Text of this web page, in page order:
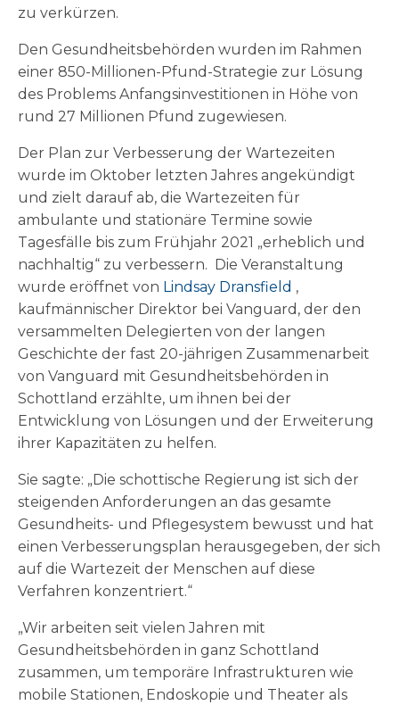
zu verkürzen.
Den Gesundheitsbehörden wurden im Rahmen
einer 850-Millionen-Pfund-Strategie zur Lösung
des Problems Anfangsinvestitionen in Höhe von
rund 27 Millionen Pfund zugewiesen.
Der Plan zur Verbesserung der Wartezeiten
wurde im Oktober letzten Jahres angekündigt
und zielt darauf ab, die Wartezeiten für
ambulante und stationäre Termine sowie
Tagesfälle bis zum Frühjahr 2021 „erheblich und
nachhaltig“ zu verbessern. Die Veranstaltung
wurde eröffnet von Lindsay Dransfield ,
kaufmännischer Direktor bei Vanguard, der den
versammelten Delegierten von der langen
Geschichte der fast 20-jährigen Zusammenarbeit
von Vanguard mit Gesundheitsbehörden in
Schottland erzählte, um ihnen bei der
Entwicklung von Lösungen und der Erweiterung
ihrer Kapazitäten zu helfen.
Sie sagte: „Die schottische Regierung ist sich der
steigenden Anforderungen an das gesamte
Gesundheits- und Pflegesystem bewusst und hat
einen Verbesserungsplan herausgegeben, der sich
auf die Wartezeit der Menschen auf diese
Verfahren konzentriert.“
„Wir arbeiten seit vielen Jahren mit
Gesundheitsbehörden in ganz Schottland
zusammen, um temporäre Infrastrukturen wie
mobile Stationen, Endoskopie und Theater als